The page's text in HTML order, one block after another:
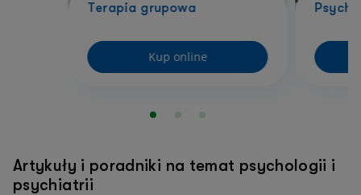
Terapia grupowa
Kup online
Artykuły i poradniki na temat psychologii i
psychiatrii